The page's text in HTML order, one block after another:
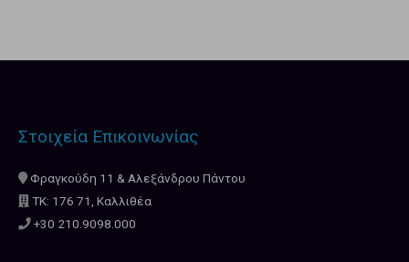
Στοιχεία Επικοινωνίας
Φραγκούδη 11 & Αλεξάνδρου Πάντου
ΤΚ: 176 71, Καλλιθέα
+30 210.9098.000